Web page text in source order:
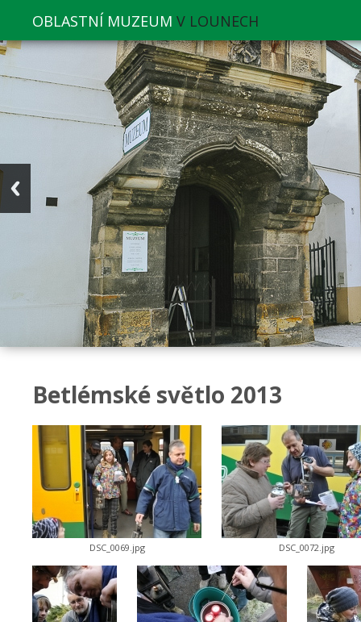
OBLASTNÍ MUZEUM V LOUNECH
Betlémské světlo 2013
DSC_0069.jpg DSC_0072.jpg